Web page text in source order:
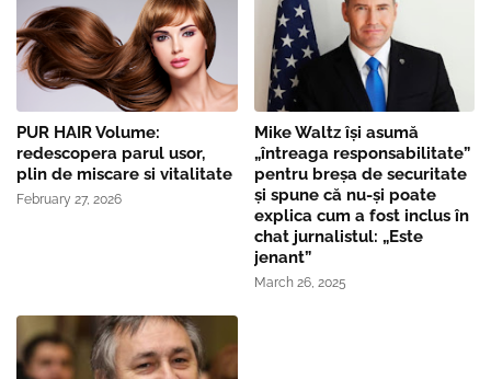
PUR HAIR Volume:
redescopera parul usor,
plin de miscare si vitalitate
February 27, 2026
Mike Waltz îşi asumă
„întreaga responsabilitate”
pentru breşa de securitate
și spune că nu-și poate
explica cum a fost inclus în
chat jurnalistul: „Este
jenant”
March 26, 2025